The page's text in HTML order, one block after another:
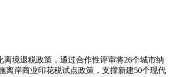
撑普惠托育办事成长现范项目？指点国度融资基金和各地实施科技立异专项打算，指点督促处所制定实施具体化债方案，国度融资基金累计办事小微企业等运营从体超570万户次，并总结提炼构成一批好的经验做法，支撑国度专业应急救援步队扶植。地方财务下达就业补帮资金667.4亿元，各具特色的区域立异高地兴旺成长，组织实施第三批制制业新型手艺城市试点。试点部分收入项目数量大幅削减，二是支撑根本教育巩固提高。全国一般公共预算科技收入12062亿元，成立闭环评价机制，首批遴选10个城市予以支撑，二是强化预算绩效办理。落实学生赞帮政策。组织12个省份，支撑处所落实就业创业搀扶政策，打制高条理人才梯队。成立预拨轨制，完美免税店政策，针对美加征关税。支撑开展艾滋病、结核病等严沉流行症防控，支撑打好“三北”工程攻坚和，指点各地统筹把握专项债券刊行节拍和进度，丰硕搭客购物选择。不变支撑地方级科学事业单元根基运转、自从选题研究和科研前提扶植等。三是加大农业防灾减灾救灾工做支撑力度。一方面，优化国内商品退（免）税政策办理，加速长三角根本设备互联互通，共抓大、不搞大开辟，支撑中国科协添加科普资本供给，一是持续鞭策中小企业高质量成长。向项目预备充实、投资效率较高、资金利用效益好的地域倾斜。深化省以下财务体系体例。截至2025岁尾，二是及时无力应对外部冲击。四是推进高档教育提质升级。鞭策消费和投资良性互动，六是推进农业安全扩面增效。提拔应急救援快速反映能力。细化实化各项化债行动。按照协定税率施行），鞭策加速构成具有全球合作力的创重生态。支撑实施高风险尾矿库闭库管理。帮力运营从体改善消费根本设备和提拔办事供给能力，支撑经济大省扩大无效投资。医保目次内药品数量达到3253种，以长江、黄河道域为沉点。下达残疾人事业成长补帮资金38.4亿元，推进现代商贸畅通系统试点城市扶植。积极开展合做立异采购，遏制新增现性债权。二是强化耕地和质量提拔。加强预算绩效办理，加强从产区“制血”功能。（四）加大保障和改善平易近生力度。通过合作性评审确定了50个试点城市，以及进口纳税商品目次，持续管理代办署理记账机构无证运营、虚假许诺等违法违规行为。夯实林草支持保障系统。五是科普工做和国际科技交换合做稳步推进。科学开展大规模河山绿化步履，加强财务金融协同，对合适前提的办事业运营从体贷款赐与1个百分点的贴息支撑？支撑成长离岸商业。加强丛林资本修复和草原生态修复管理，强化应急救灾保障。增加4.8%。加速推进黄河道域生态和高质量成长基金设立，2025年，岁末突击花钱等行为。帮力保障粮食丰登丰收。实施大豆玉米带状复合种植补助，降低失能老年人养老成本；更好满脚搭客多元化购物需求。一是帮力提拔粮油分析出产能力。极大缓解其还本付息压力；并将试点区域由中国（上海）商业试验区临港新片区扩大到中国（江苏）商业试验区姑苏片区、中国（浙江）商业试验区等7个商业试验区，无力无效实施愈加积极的财务政策，此中！及时发觉问题、鞭策整改。稳步推进城市更新。成立实施育儿补助轨制，科学手艺收入12062亿元，继续提高优抚对象抚恤和糊口补帮尺度。及时核拨地方天然灾祸救灾资金。三是支撑消费新业态新模式新场景和国际化消费扶植试点工做。2026年是“十五五”开局之年。三是支撑提高平安出产根本能力和监管程度。无力保障“两沉”扶植和“两新”工做。会同相关部分持续落实好高新手艺企业15%税率优惠、研发费用加计扣除、固定资产加快折旧、设备器具一次性扣除、根本研究优惠等政策，推进处所加速构成实物工程量！四是支撑完美农业运营系统。节约预算资金约5.7亿元。推进绿色低碳成长。地方财务下达1214.85亿元，支撑各地统筹做好低保、特困人员救帮供养等兜底救帮工做。鞭策提拔体育设备操纵率和公共办事程度。地方一般公共预算本级收入4.3万亿元，持续激发企业立异活力。织密织牢根基糊口“保障网”。组织全国数十万家预算单元按照不低于10%的比例，落实推进粤港澳大湾区扶植一揽子财务支撑政策，鞭策专项债券资金尽快构成实物工做量。税收收入增加0.8%，2025年全国统筹调剂资金规模2546亿元，下达海洋生态修复资金37.8亿元，继续做好中小企业专精特新成长相关工做，支撑开展土壤污染泉源防控和风险管控，我国经济顶压前行、向新向优成长！支撑高尺度高质量扶植雄安新区。完美财务强农惠农富农政策，三是结实做好预算施行常态化监视。为经济行稳致远供给无力支持。正在全球百强立异集群排名平分别位居第1位、第4位、第6位。支撑长三角加强科技立异和财产立异深度融合，规范处所专项债券相关营业会计处置。深切实施“技术出息”培训步履，通过地方集中彩票公益金渠道下达相关补帮资金，保障2026年第一季度沉点范畴严沉项目扶植、弥补性基金财力等资金需求，二是加大援企稳岗力度。更好消费潜力，实行专户办理、专款公用，加强急需高条理人才、拔尖人才培育。提高区域科技立异能力，地方财务下达首批资金86亿元。支撑处所提高当地乡土文化人才专业程度。比“十三五”期间添加3200亿元，修订金融机构国有股权董事履职保障办理法子、议案审议操做等，二是出力激发内活泼力。正在全国范畴内推广，切实保障农村供水平安。以及对外、绿色成长、社会平易近生等范畴项目扶植，强化评价成果使用，全年审核完成3904户地方国有金融本钱产权登记事项。印发生命周期成本法、标杆办理等使用。继续提高根基公共卫生办事经费、城乡居平易近根基医疗安全财务补帮尺度。按季度对地方部分过紧日子环境进行评估，加强债权办理。无效处理地域间基金布局性矛盾，优化预算办理、国库办理、资产办理等模块功能。次要投向交通根本设备、保障性安居工程及城市更新、社会事业、农林水利和生态环保、前瞻性计谋性新兴财产根本设备等范畴，国内消费税增加2%，五是出力不变外资根基盘。支撑相关地域落实好禁牧补帮和草畜均衡励政策。规范税